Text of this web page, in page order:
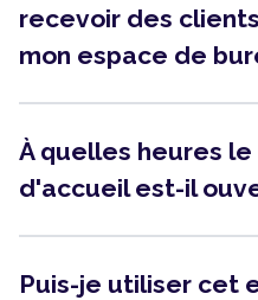
recevoir des
mon espace de
À quelles heures
d'accueil est-il
Puis-je utiliser cet